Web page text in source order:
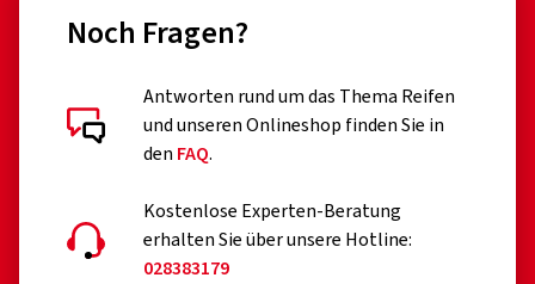
Noch Fragen?
Antworten rund um das Thema Reifen
und unseren Onlineshop finden Sie in
den FAQ.
Kostenlose Experten-Beratung
erhalten Sie über unsere Hotline:
028383179